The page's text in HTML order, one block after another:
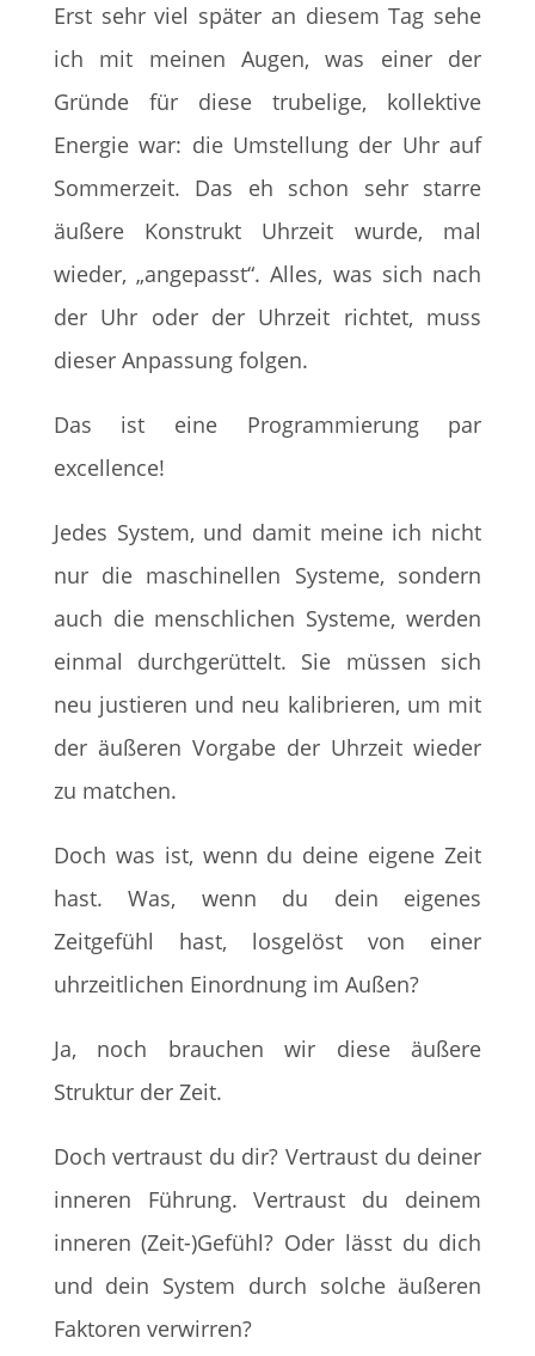
Erst sehr viel später an diesem Tag sehe
ich mit meinen Augen, was einer der
Gründe für diese trubelige, kollektive
Energie war: die Umstellung der Uhr auf
Sommerzeit. Das eh schon sehr starre
äußere Konstrukt Uhrzeit wurde, mal
wieder, „angepasst“. Alles, was sich nach
der Uhr oder der Uhrzeit richtet, muss
dieser Anpassung folgen.
Das ist eine Programmierung par
excellence!
Jedes System, und damit meine ich nicht
nur die maschinellen Systeme, sondern
auch die menschlichen Systeme, werden
einmal durchgerüttelt. Sie müssen sich
neu justieren und neu kalibrieren, um mit
der äußeren Vorgabe der Uhrzeit wieder
zu matchen.
Doch was ist, wenn du deine eigene Zeit
hast. Was, wenn du dein eigenes
Zeitgefühl hast, losgelöst von einer
uhrzeitlichen Einordnung im Außen?
Ja, noch brauchen wir diese äußere
Struktur der Zeit.
Doch vertraust du dir? Vertraust du deiner
inneren Führung. Vertraust du deinem
inneren (Zeit-)Gefühl? Oder lässt du dich
und dein System durch solche äußeren
Faktoren verwirren?